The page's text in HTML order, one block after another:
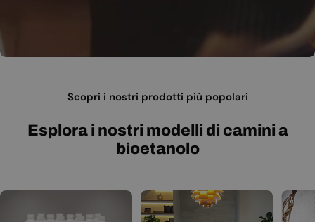
Scopri i nostri prodotti più popolari
Esplora i nostri modelli di camini a
bioetanolo